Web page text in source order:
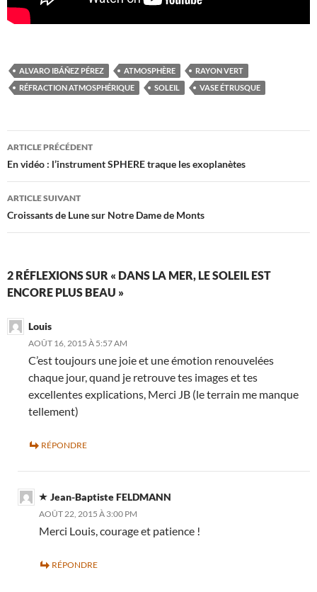
ALVARO IBÁÑEZ PÉREZ ATMOSPHÈRE
RAYON VERT
RÉFRACTION ATMOSPHÉRIQUE
SOLEIL VASE ÉTRUSQUE
Navigation
des
articles
ARTICLE PRÉCÉDENT
En vidéo : l’instrument SPHERE traque les exoplanètes
ARTICLE SUIVANT
Croissants de Lune sur Notre Dame de Monts
2 RÉFLEXIONS SUR « DANS LA MER, LE SOLEIL EST
ENCORE PLUS BEAU »
Louis
AOÛT 16, 2015 À 5:57 AM
C’est toujours une joie et une émotion renouvelées
chaque jour, quand je retrouve tes images et tes
excellentes explications, Merci JB (le terrain me manque
tellement)
RÉPONDRE
Jean-Baptiste FELDMANN
AOÛT 22, 2015 À 3:00 PM
Merci Louis, courage et patience !
RÉPONDRE